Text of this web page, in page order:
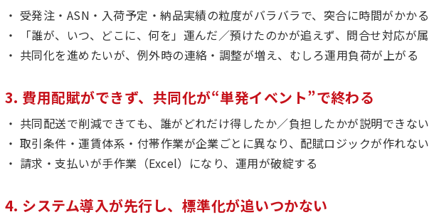
受発注・ASN・入荷予定・納品実績の粒度がバラバラで、突合に時間がかかる
「誰が、いつ、どこに、何を」運んだ／預けたのかが追えず、問合せ対応が
共同化を進めたいが、例外時の連絡・調整が増え、むしろ運用負荷が上がる
3. 費用配賦ができず、共同化が“単発イベント”で終わる
共同配送で削減できても、誰がどれだけ得したか／負担したかが説明できない
取引条件・運賃体系・付帯作業が企業ごとに異なり、配賦ロジックが作れない
請求・支払いが手作業（Excel）になり、運用が破綻する
4. システム導入が先行し、標準化が追いつかない